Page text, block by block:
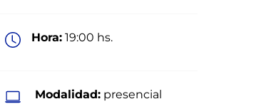
Hora: 19:00 hs.
Modalidad: presencial